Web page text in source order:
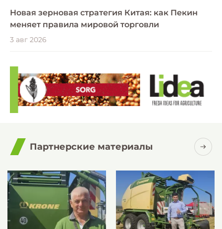
Новая зерновая стратегия Китая: как Пекин
меняет правила мировой торговли
3 авг 2026
Партнерские материалы